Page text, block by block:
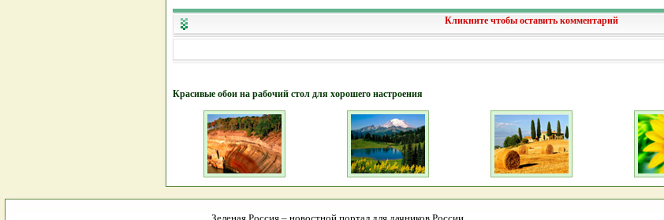
Кликните чтобы оставить комментарий
Красивые обои на рабочий стол для хорошего настроения